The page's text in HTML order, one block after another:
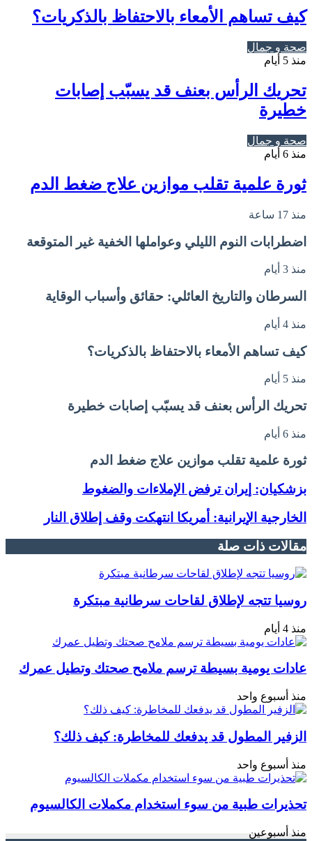
كيف تساهم الأمعاء بالاحتفاظ بالذكريات؟
صحة و جمال
منذ 5 أيام
تحريك الرأس بعنف قد يسبّب إصابات
خطيرة
صحة و جمال
منذ 6 أيام
ثورة علمية تقلب موازين علاج ضغط الدم
منذ 17 ساعة
اضطرابات النوم الليلي وعواملها الخفية غير المتوقعة
منذ 3 أيام
السرطان والتاريخ العائلي: حقائق وأسباب الوقاية
منذ 4 أيام
كيف تساهم الأمعاء بالاحتفاظ بالذكريات؟
منذ 5 أيام
تحريك الرأس بعنف قد يسبّب إصابات خطيرة
منذ 6 أيام
ثورة علمية تقلب موازين علاج ضغط الدم
بزشكيان: إيران ترفض الإملاءات والضغوط
الخارجية الإيرانية: أمريكا انتهكت وقف إطلاق النار
مقالات ذات صلة
روسيا تتجه لإطلاق لقاحات سرطانية مبتكرة
منذ 4 أيام
عادات يومية بسيطة ترسم ملامح صحتك وتطيل عمرك
منذ أسبوع واحد
الزفير المطول قد يدفعك للمخاطرة: كيف ذلك؟
منذ أسبوع واحد
تحذيرات طبية من سوء استخدام مكملات الكالسيوم
منذ أسبوعين